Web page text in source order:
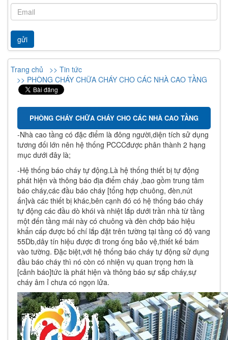
Trang chủ >> Tin tức
>> PHÒNG CHÁY CHỮA CHÁY CHO CÁC NHÀ CAO TẦNG
PHÒNG CHÁY CHỮA CHÁY CHO CÁC NHÀ CAO TẦNG
-Nhà cao tầng có đặc điểm là đông người,diện tích sử dụng
tương đối lớn nên hệ thống PCCCđược phân thành 2 hạng
mục dưới đây là;
-Hệ thống báo cháy tự động.Là hệ thống thiết bị tự động
phát hiện và thông báo địa điểm cháy ,bao gồm trung tâm
báo cháy,các đầu báo cháy [tổng hợp chuông, đèn,nút
ấn]và các thiết bị khác,bên cạnh đó có hệ thống báo cháy
tự động các đầu dò khói và nhiệt lắp dưới trần nhà từ tầng
một đến tầng mái này có chuông và đèn chớp báo hiệu
khẩn cấp được bố chí lắp đặt trên tường tại tầng có độ vang
55Db,dây tín hiệu được đi trong ống bảo vệ,thiết kế bám
vào tường. Đặc biệt,với hệ thống báo cháy tự động sử dụng
đầu báo cháy thì nó còn có nhiện vụ quan trọng hơn là
[cảnh báo]tức là phát hiện và thông báo sự sắp cháy,sự
cháy âm ỉ chưa có ngọn lửa.